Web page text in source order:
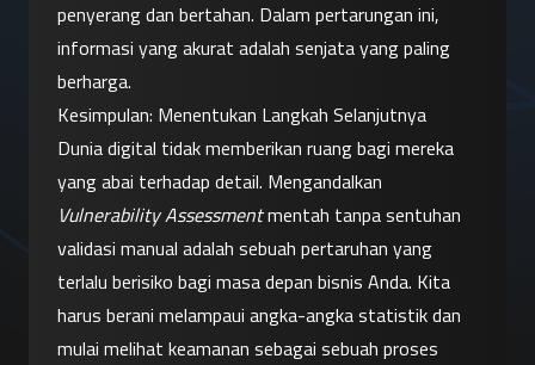
penyerang dan bertahan. Dalam pertarungan ini,
informasi yang akurat adalah senjata yang paling
berharga.
Kesimpulan: Menentukan Langkah Selanjutnya
Dunia digital tidak memberikan ruang bagi mereka
Vulnerability Assessment mentah tanpa sentuhan
validasi manual adalah sebuah pertaruhan yang
terlalu berisiko bagi masa depan bisnis Anda. Kita
harus berani melampaui angka-angka statistik dan
mulai melihat keamanan sebagai sebuah proses